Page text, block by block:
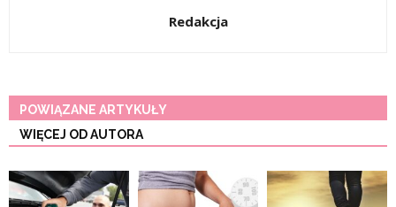
Redakcja
POWIĄZANE ARTYKUŁY
WIĘCEJ OD AUTORA